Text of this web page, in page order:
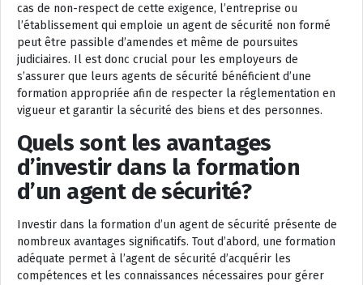
cas de non-respect de cette exigence, l’entreprise ou
l’établissement qui emploie un agent de sécurité non formé
peut être passible d’amendes et même de poursuites
judiciaires. Il est donc crucial pour les employeurs de
s’assurer que leurs agents de sécurité bénéficient d’une
formation appropriée afin de respecter la réglementation en
vigueur et garantir la sécurité des biens et des personnes.
Quels sont les avantages
d’investir dans la formation
d’un agent de sécurité?
Investir dans la formation d’un agent de sécurité présente de
nombreux avantages significatifs. Tout d’abord, une formation
adéquate permet à l’agent de sécurité d’acquérir les
compétences et les connaissances nécessaires pour gérer